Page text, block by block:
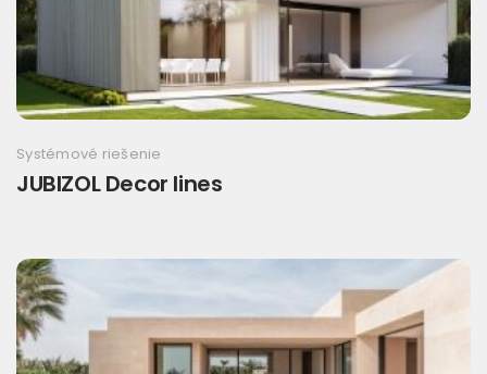
Systémové riešenie
JUBIZOL Decor lines